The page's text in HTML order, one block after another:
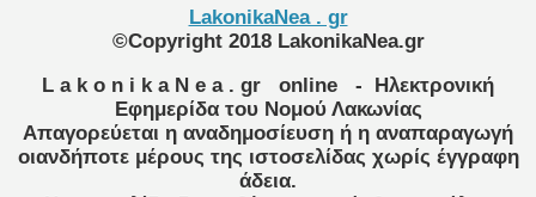
LakonikaNea . gr
©Copyright 2018 LakonikaNea.gr
L a k o n i k a N e a . gr
online
- Ηλεκτρονική
Εφημερίδα του Νομού Λακωνίας
Απαγορεύεται η αναδημοσίευση ή η αναπαραγωγή
οιανδήποτε μέρους της ιστοσελίδας χωρίς έγγραφη
άδεια.